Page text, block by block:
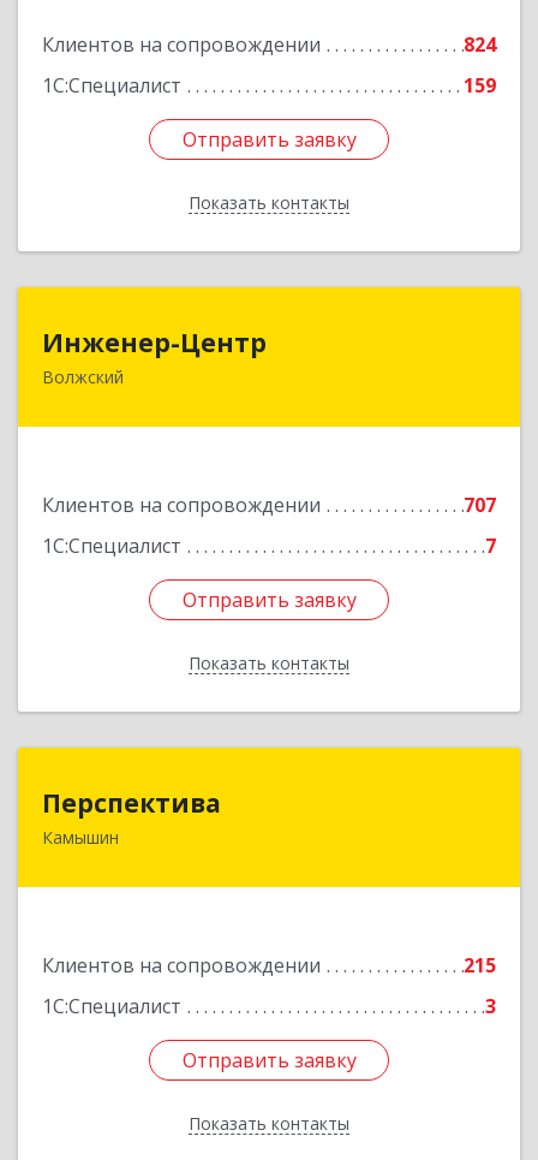
Клиентов на сопровождении
824
1С:Специалист
159
Отправить заявку
Показать контакты
Отправить заявку
Назад
Инженер-Центр
Волжский
Клиентов на сопровождении
707
1С:Специалист
7
Отправить заявку
Показать контакты
404120, Волгоградская обл, Волжский г, им
Отправить заявку
Назад
Перспектива
Камышин
Клиентов на сопровождении
215
1С:Специалист
3
Отправить заявку
Показать контакты
Отправить заявку
Назад